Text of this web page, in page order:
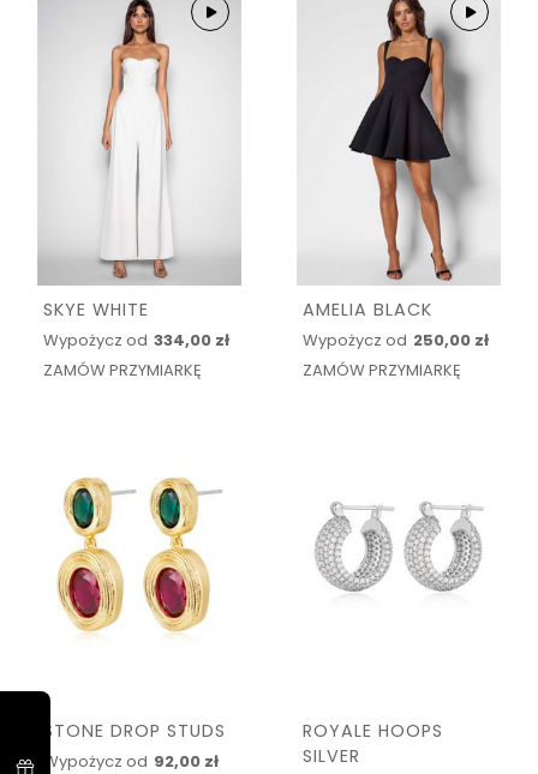
SKYE WHITE
Wypożycz od 334,00 zł
ZAMÓW PRZYMIARKĘ
AMELIA BLACK
Wypożycz od 250,00 zł
ZAMÓW PRZYMIARKĘ
STONE DROP STUDS
Wypożycz od 92,00 zł
ROYALE HOOPS
SILVER